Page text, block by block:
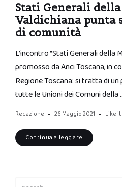
Stati Generali
Valdichiana punta
di comunità
L’incontro “Stati Generali della
promosso da Anci Toscana, in
Regione Toscana: si tratta di
tutte le Unioni dei Comuni della
Redazione 26 Maggio 2021 Like it
Continua a leggere